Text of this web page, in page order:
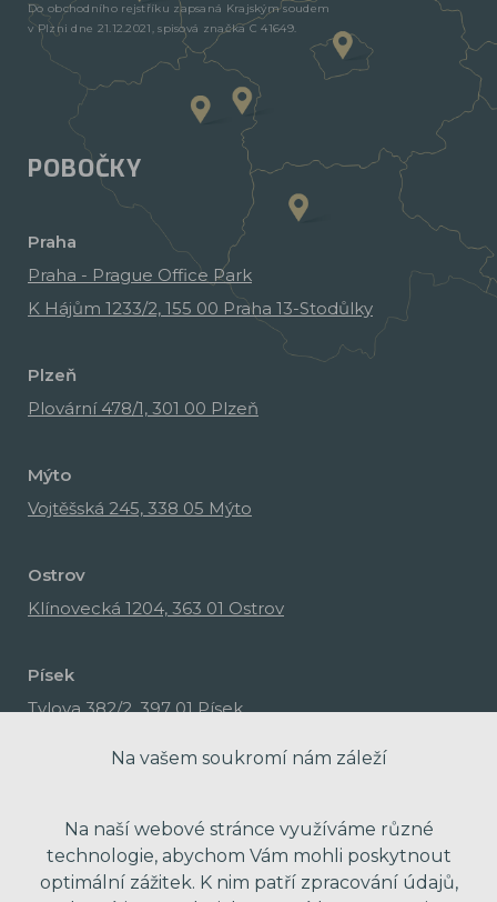
Do obchodního rejstříku zapsaná Krajským soudem
v Plzni dne 21.12.2021, spisová značka C 41649.
POBOČKY
Praha
Praha - Prague Office Park
K Hájům 1233/2, 155 00 Praha 13-Stodůlky
Plzeň
Plovární 478/1, 301 00 Plzeň
Mýto
Vojtěšská 245, 338 05 Mýto
Ostrov
Klínovecká 1204, 363 01 Ostrov
Písek
Tylova 382/2, 397 01 Písek
Na vašem soukromí nám záleží
Na naší webové stránce využíváme různé
technologie, abychom Vám mohli poskytnout
optimální zážitek. K nim patří zpracování údajů,